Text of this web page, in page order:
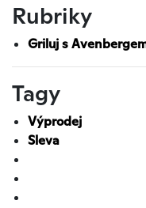
Rubriky
Griluj s
Tagy
Výprodej
Sleva